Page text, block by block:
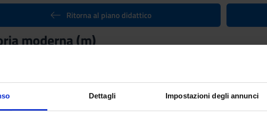
Dettagli Impostazioni degli annunci
Ritorna al piano didattico
moderna (m)
insegnamento
è mutuato dall'insegnamento
Storia moderna I - LM (Antropologia